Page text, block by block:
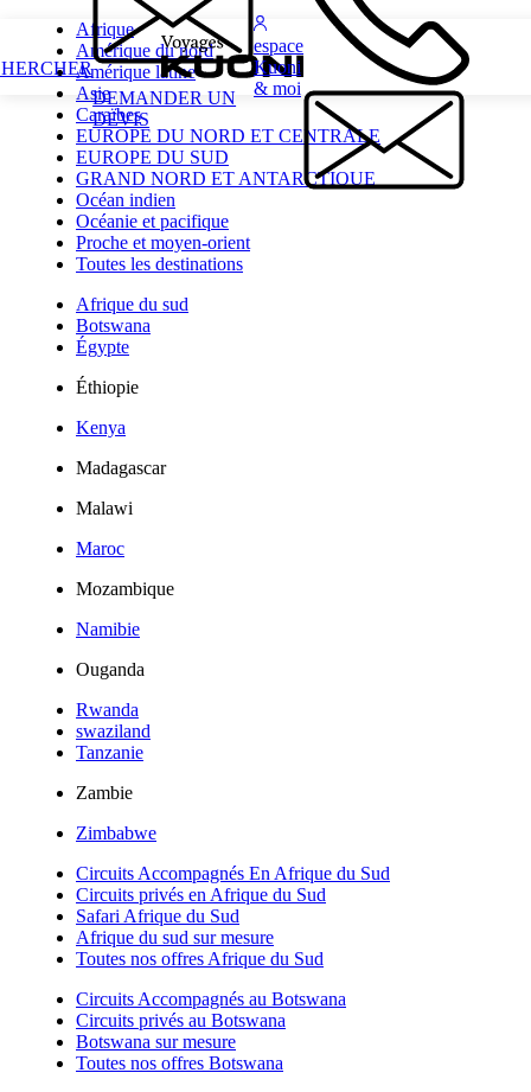
DEMANDER UN
DEVIS
espace
Kuoni
& moi
Afrique
Amérique du nord
Amérique latine
Asie
Caraïbes
EUROPE DU NORD ET CENTRALE
EUROPE DU SUD
GRAND NORD ET ANTARCTIQUE
Océan indien
Océanie et pacifique
Proche et moyen-orient
Toutes les destinations
Afrique du sud
Botswana
Égypte
Éthiopie
Kenya
Madagascar
Malawi
Maroc
Mozambique
Namibie
Ouganda
Rwanda
swaziland
Tanzanie
Zambie
Zimbabwe
Circuits Accompagnés En Afrique du Sud
Circuits privés en Afrique du Sud
Safari Afrique du Sud
Afrique du sud sur mesure
Toutes nos offres Afrique du Sud
Circuits Accompagnés au Botswana
Circuits privés au Botswana
Botswana sur mesure
Toutes nos offres Botswana